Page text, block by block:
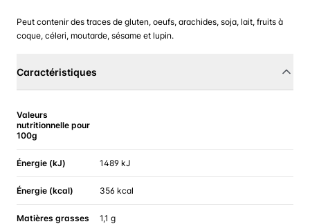
Peut contenir des traces de gluten, oeufs, arachides, soja, lait, fruits à
coque, céleri, moutarde, sésame et lupin.
Caractéristiques
Valeurs
nutritionnelle pour
100g
Énergie (kJ) 1489 kJ
Énergie (kcal) 356 kcal
Matières grasses 1,1 g